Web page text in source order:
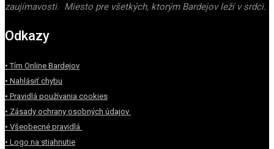
zaujímavosti. Miesto pre všetkých, ktorým Bardejov leží v srdci.
Odkazy
• Tím Online Bardejov
• Nahlásiť chybu
• Pravidlá používania cookies
• Zásady ochrany osobných údajov
• Všeobecné pravidlá
• Logo na stiahnutie